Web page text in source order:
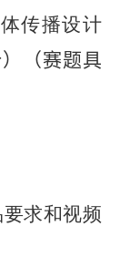
传播设计
（赛题具
求和视频